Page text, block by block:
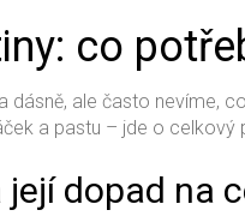
co
dásně, ale často nevíme,
a pastu – jde o celkový
dopad na